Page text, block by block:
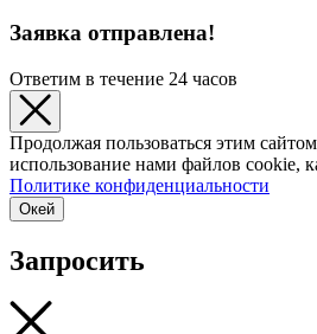
Заявка отправлена!
Ответим в течение 24 часов
Продолжая пользоваться этим
использование нами файлов cookie,
Политике конфиденциальности
Окей
Запросить